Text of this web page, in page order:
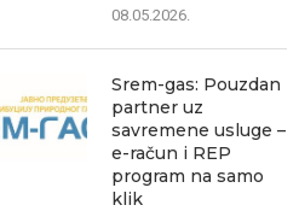
08.05.2026.
Srem-gas: Pouzdan
partner uz
savremene usluge –
e-račun i REP
program na samo
klik